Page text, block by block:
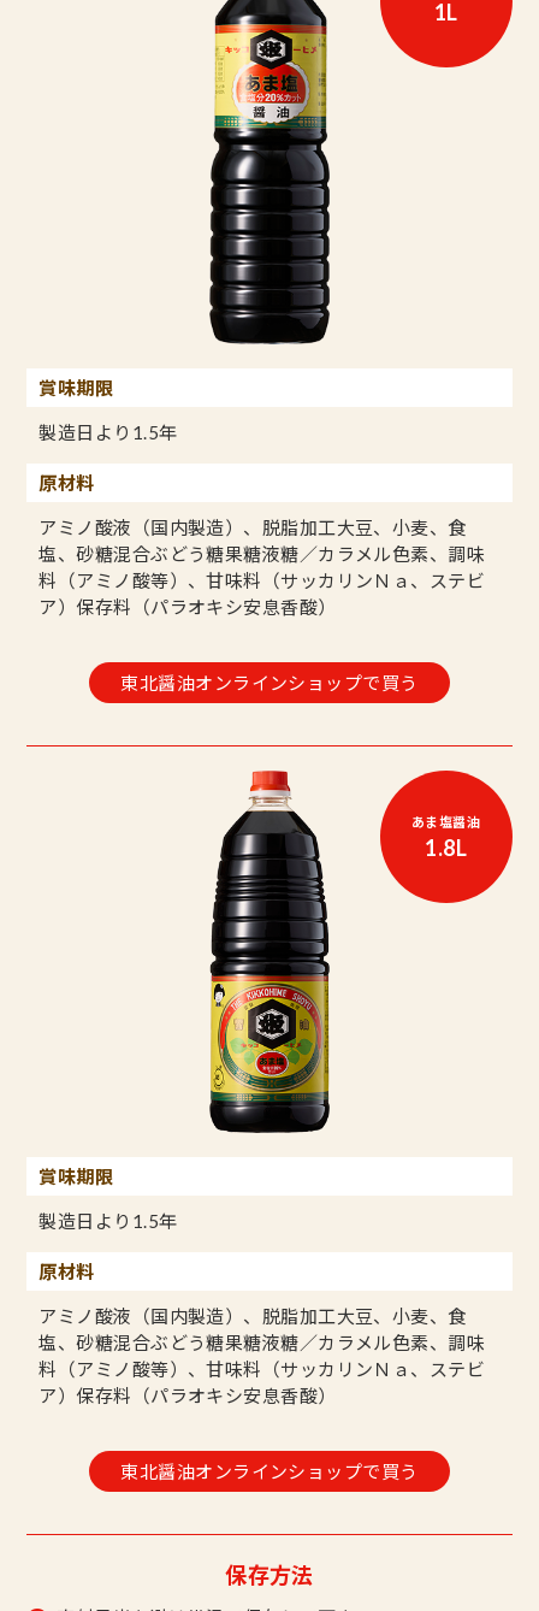
1L
賞味期限
製造日より1.5年
原材料
アミノ酸液（国内製造）、脱脂加工大豆、小麦、食
塩、砂糖混合ぶどう糖果糖液糖／カラメル色素、調味
料（アミノ酸等）、甘味料（サッカリンＮａ、ステビ
ア）保存料（パラオキシ安息香酸）
東北醤油オンラインショップで買う
あま塩醤油
1.8L
賞味期限
製造日より1.5年
原材料
アミノ酸液（国内製造）、脱脂加工大豆、小麦、食
塩、砂糖混合ぶどう糖果糖液糖／カラメル色素、調味
料（アミノ酸等）、甘味料（サッカリンＮａ、ステビ
ア）保存料（パラオキシ安息香酸）
東北醤油オンラインショップで買う
保存方法